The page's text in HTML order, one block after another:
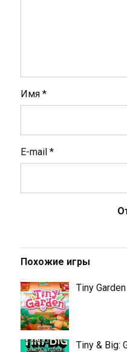
Имя *
E-mail *
Похожие игры
Tiny Garden
Tiny & Big: